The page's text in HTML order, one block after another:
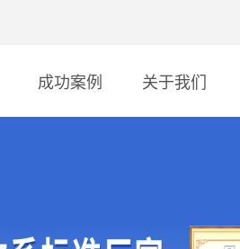
成功案例 关于我们